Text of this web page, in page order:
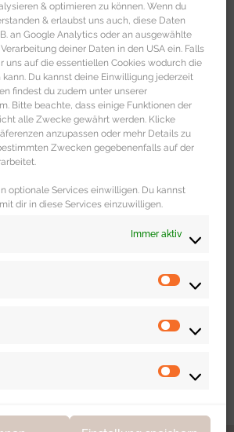
& optimieren zu können. Wenn du
& erlaubst uns auch, diese Daten
an Google Analytics oder an ausgewählte
deiner Daten in den USA ein. Falls
auf die essentiellen Cookies wodurch die
Du kannst deine Einwilligung jederzeit
findest du zudem unter unserer
Bitte beachte, dass einige Funktionen der
alle Zwecke gewährt werden. Klicke
anzupassen oder mehr Details zu
Zwecken gegebenenfalls auf der
optionale Services einwilligen. Du kannst
dir in diese Services einzuwilligen.
Immer aktiv